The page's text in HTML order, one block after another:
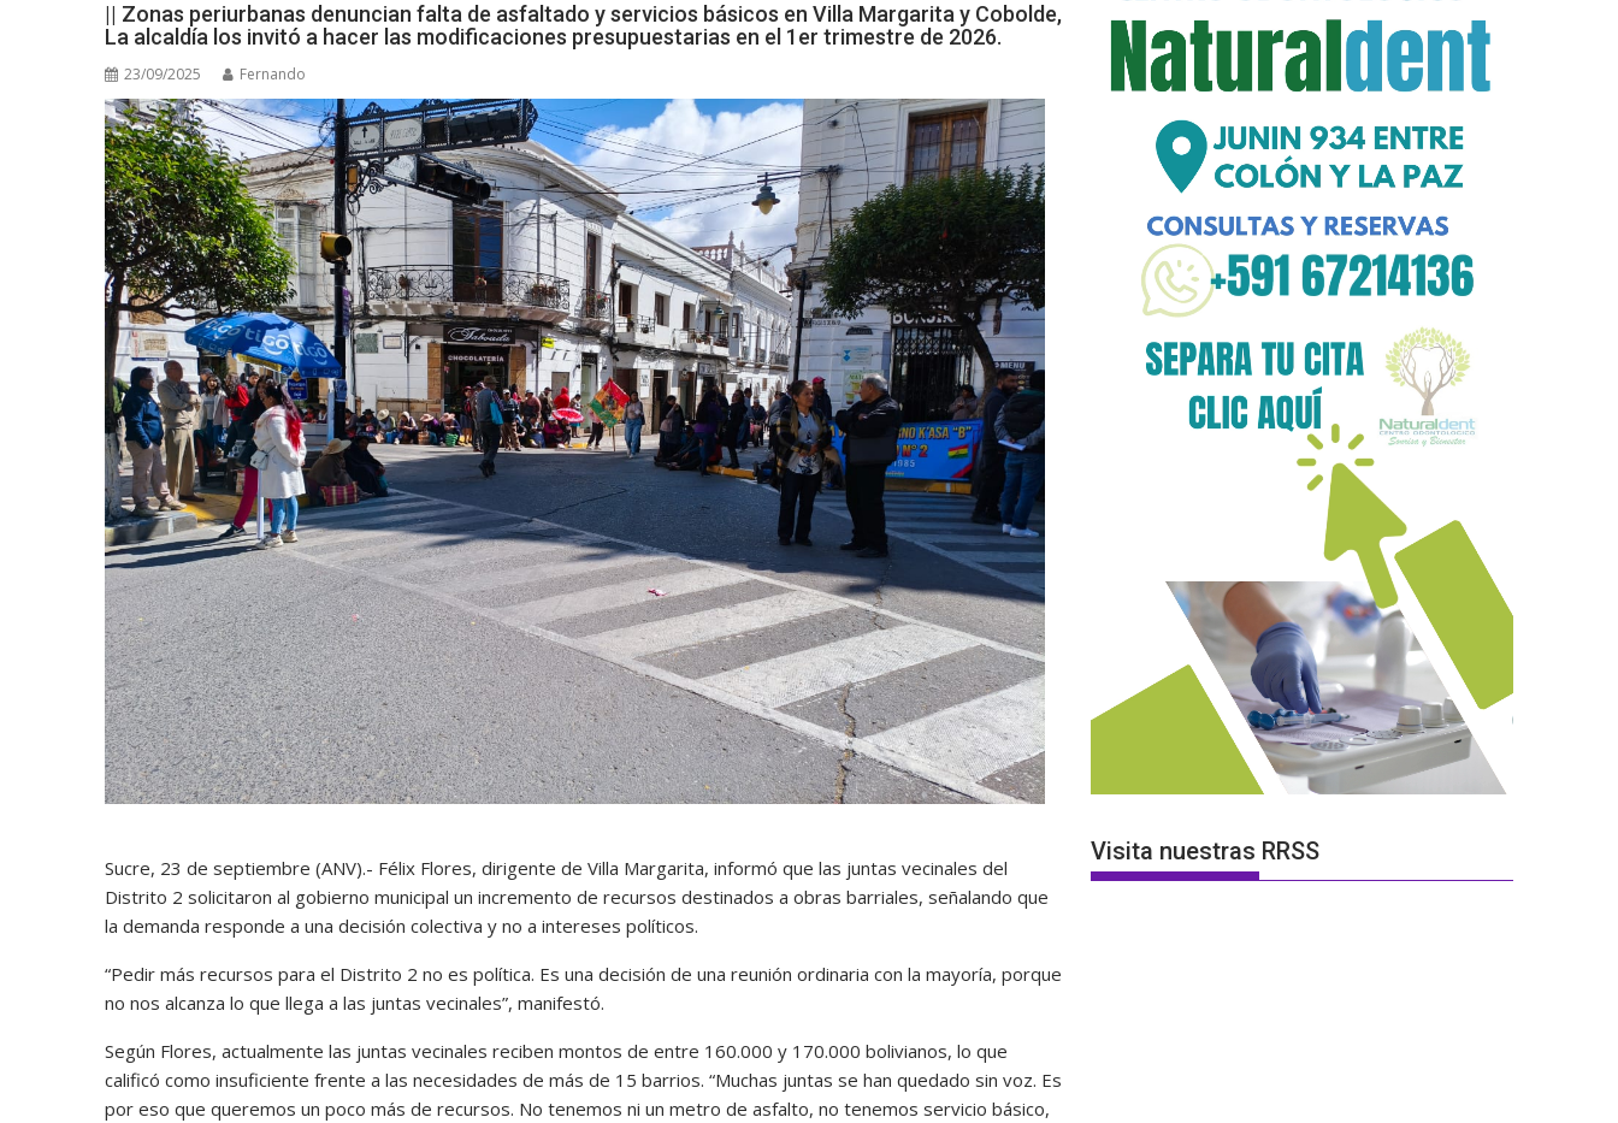
|| Zonas periurbanas denuncian falta de asfaltado y servicios básicos en Villa Margarita y Cobolde,
La alcaldía los invitó a hacer las modificaciones presupuestarias en el 1er trimestre de 2026.
23/09/2025 Fernando
Sucre, 23 de septiembre (ANV).- Félix Flores, dirigente de Villa Margarita, informó que las juntas vecinales del
Distrito 2 solicitaron al gobierno municipal un incremento de recursos destinados a obras barriales, señalando que
la demanda responde a una decisión colectiva y no a intereses políticos.
“Pedir más recursos para el Distrito 2 no es política. Es una decisión de una reunión ordinaria con la mayoría, porque
no nos alcanza lo que llega a las juntas vecinales”, manifestó.
Según Flores, actualmente las juntas vecinales reciben montos de entre 160.000 y 170.000 bolivianos, lo que
calificó como insuficiente frente a las necesidades de más de 15 barrios. “Muchas juntas se han quedado sin voz. Es
por eso que queremos un poco más de recursos. No tenemos ni un metro de asfalto, no tenemos servicio básico,
Visita nuestras RRSS